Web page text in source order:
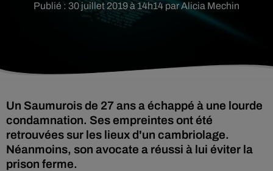
Publié : 30 juillet 2019 à 14h14 par Alicia Mechin
Un Saumurois de 27 ans a échappé à une lourde
condamnation. Ses empreintes ont été
retrouvées sur les lieux d'un cambriolage.
Néanmoins, son avocate a réussi à lui éviter la
prison ferme.